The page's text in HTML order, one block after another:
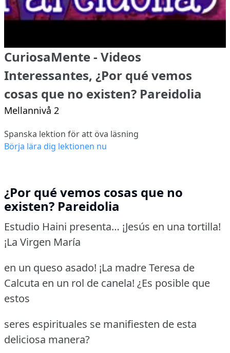
CuriosaMente - Videos
Interessantes, ¿Por qué vemos
cosas que no existen? Pareidolia
Mellannivå 2
Spanska lektion för att öva läsning
Börja lära dig lektionen nu
¿Por qué vemos cosas que no
existen? Pareidolia
Estudio Haini presenta… ¡Jesús en una tortilla!
¡La Virgen María
en un queso asado! ¡La madre Teresa de
Calcuta en un rol de canela! ¿Es posible que
estos
seres espirituales se manifiesten de esta
deliciosa manera?